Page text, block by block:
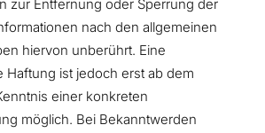
zur Entfernung oder Sperrung der
nach den allgemeinen
hiervon unberührt. Eine
Haftung ist jedoch erst ab dem
einer konkreten
möglich. Bei Bekanntwerden